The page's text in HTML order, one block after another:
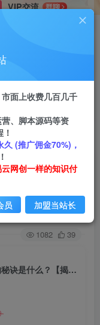
VIP交流
群聊
研究探讨更多创业项目路子。
APP下载
GO
单的秘诀是什
关注
1082 39
我是如何在闲鱼卖手机的，日发300单的秘诀是什么？【揭秘】
面上收费几百几千
、脚本源码等资
(推广佣金70%)，
网创一样的知识付
员 加盟当站长